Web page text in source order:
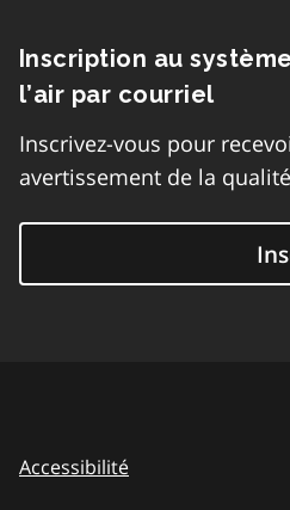
Inscription au
l’air par courriel
Inscrivez-vous pour
avertissement de la
Accessibilité